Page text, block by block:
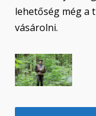
lehetőség még a
vásárolni.